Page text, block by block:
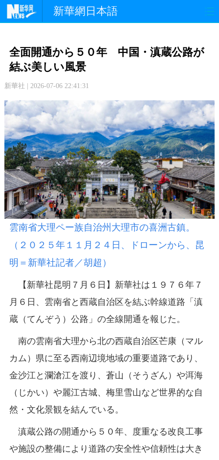
新華網日本語
文 化
中日交流
写 真
全面開通から５０年 中国・滇蔵公路が
結ぶ美しい風景
新華社 | 2026-07-06 22:41:31
雲南省大理ペー族自治州大理市の喜洲古鎮。
（２０２５年１１月２４日、ドローンから、昆
明＝新華社記者／胡超）
【新華社昆明７月６日】新華社は１９７６年７
月６日、雲南省と西蔵自治区を結ぶ幹線道路「滇
蔵（てんぞう）公路」の全線開通を報じた。
南の雲南省大理から北の西蔵自治区芒康（マル
カム）県に至る西南辺境地域の重要道路であり、
金沙江と瀾滄江を渡り、蒼山（そうざん）や洱海
（じかい）や麗江古城、梅里雪山など世界的な自
然・文化景観を結んでいる。
滇蔵公路の開通から５０年、度重なる改良工事
や施設の整備により道路の安全性や信頼性は大き